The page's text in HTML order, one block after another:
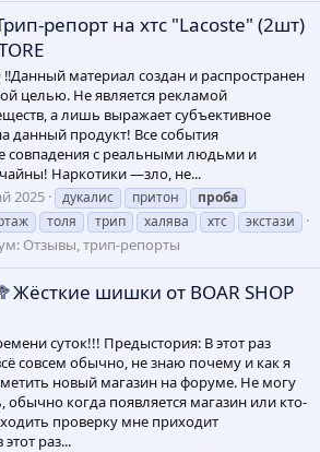
репорт на хтс "Lacoste" (2шт)
материал создан и распространен
целью. Не является рекламой
а лишь выражает субъективное
данный продукт! Все события
с реальными людьми и
Наркотики —зло, не...
2025 дукалис притон
проба
толя трип халява хтс экстази
Отзывы, трип-репорты
шишки от BOAR SHOP
суток!!! Предыстория: В этот раз
совсем обычно, не знаю почему и как я
новый магазин на форуме. Не могу
обычно когда появляется магазин или кто-
проверку мне приходит
раз...